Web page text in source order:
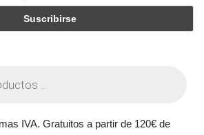
IVA. Gratuitos a partir de 120€ de